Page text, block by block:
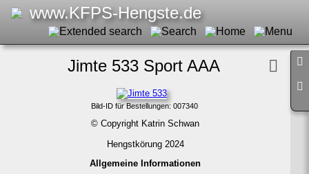
www.KFPS-Hengste.de
Jimte 533 Sport AAA
Bild-ID für Bestel­lungen: 007340
© Copyright Katrin Schwan
Hengstkörung 2024
Allge­meine Informa­tionen